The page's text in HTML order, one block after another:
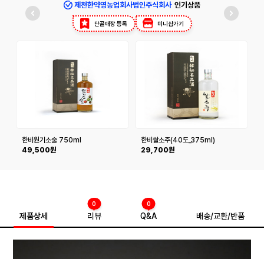
제천한약영농업회사법인주식회사 인기상품
단골매장 등록 미니샵가기
한비원기소술 750ml
49,500원
한비쌀소주(40도_375ml)
29,700원
제품상세 리뷰
0
Q&A
0
배송/교환/반품